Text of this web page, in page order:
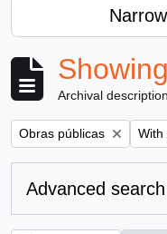
Archival description
Remove filter:
Obras públicas With
Advanced